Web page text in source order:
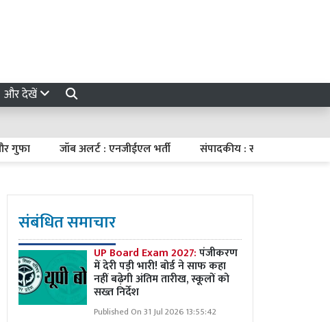
और देखें
जॉब अलर्ट : एनजीईएल भर्ती संपादकीय : संतुलित मौद्रिक नीति
संबंधित समाचार
UP Board Exam 2027:पंजीकरण
में देरी पड़ी भारी! बोर्ड ने साफ कहा
नहीं बढ़ेगी अंतिम तारीख, स्कूलों को
सख्त निर्देश
Published On 31 Jul 2026 13:55:42